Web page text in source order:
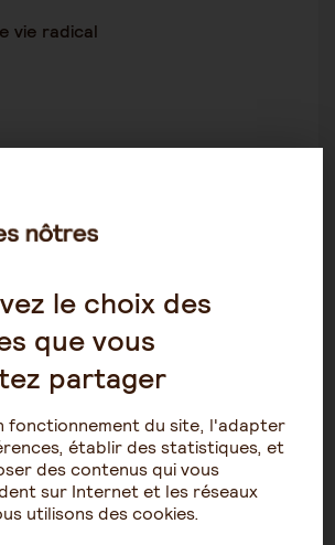
vie radical
2
31 32 33 34 35 36
le choix des
que vous
partager
fonctionnement du site, l'adapter
établir des statistiques, et
des contenus qui vous
sur Internet et les réseaux
utilisons des cookies.